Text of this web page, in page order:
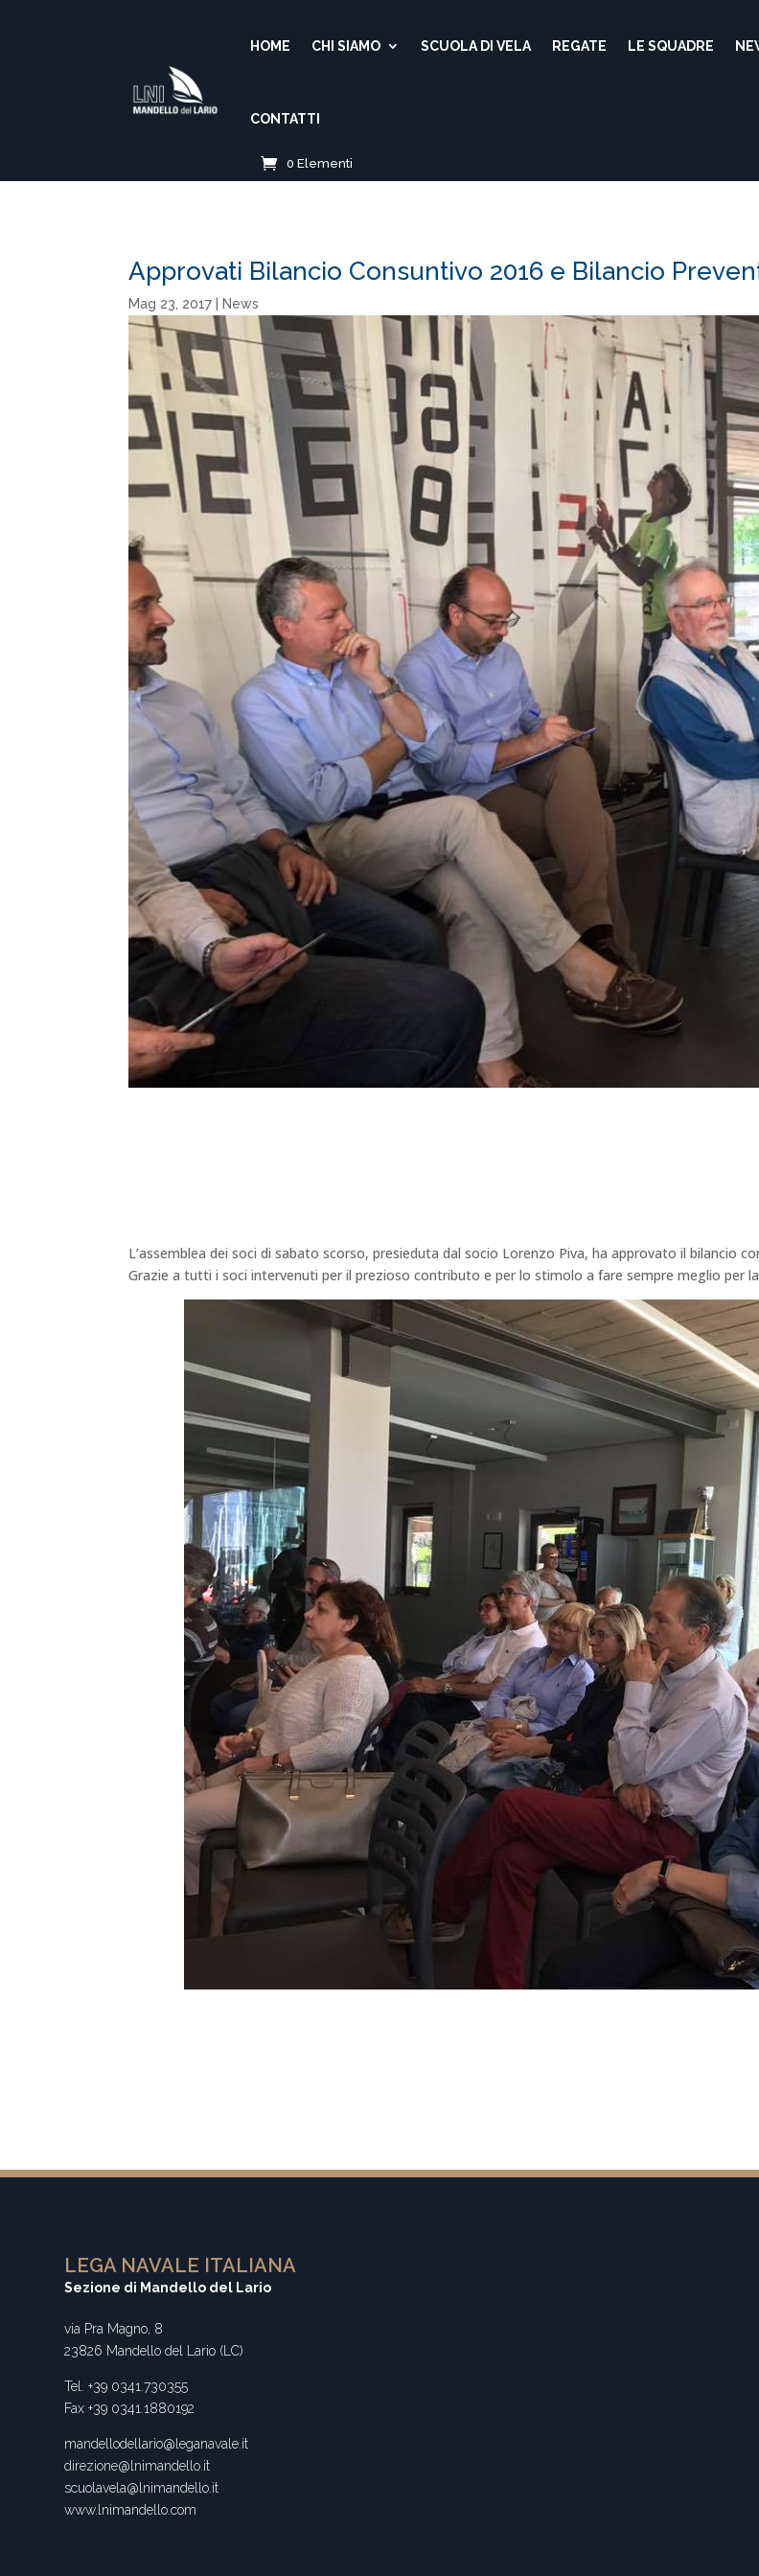
HOME CHI SIAMO SCUOLA DI VELA REGATE LE SQUADRE
CONTATTI
0 Elementi
Approvati Bilancio Consuntivo 2016 e Bilancio
Mag 23, 2017 News
L’assemblea dei soci di sabato scorso, presieduta dal socio Lorenzo Piva, ha approvato il bilancio
Grazie a tutti i soci intervenuti per il prezioso contributo e per lo stimolo a fare sempre meglio per
LEGA NAVALE ITALIANA
Sezione di Mandello del Lario
via Pra Magno, 8
23826 Mandello del Lario (LC)
Tel. +39 0341.730355
Fax +39 0341.1880192
mandellodellario@leganavale.it
direzione@lnimandello.it
scuolavela@lnimandello.it
www.lnimandello.com